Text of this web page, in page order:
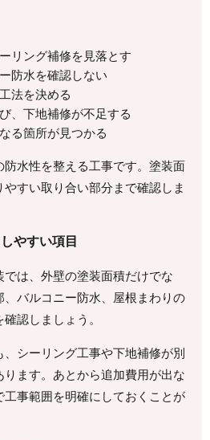
リング補修を見落とす
防水を確認しない
法を決める
、下地補修が不足する
る箇所が見つかる
水性を整える工事です。塗装面
すい取り合い部分まで確認しま
やすい項目
は、外壁の塗装面積だけでな
、バルコニー防水、屋根まわりの
認しましょう。
シーリング工事や下地補修が別
ます。あとから追加費用が出な
事範囲を明確にしておくことが